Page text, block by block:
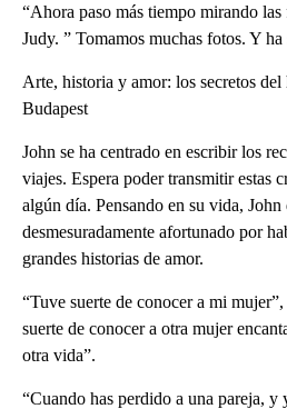
“Ahora paso más tiempo mirando
Judy. ” Tomamos muchas fotos. Y
Arte, historia y amor: los secretos
Budapest
John se ha centrado en escribir los
viajes. Espera poder transmitir estas
algún día. Pensando en su vida, John
desmesuradamente afortunado por
grandes historias de amor.
“Tuve suerte de conocer a mi
suerte de conocer a otra mujer
otra vida”.
“Cuando has perdido a una pareja, y